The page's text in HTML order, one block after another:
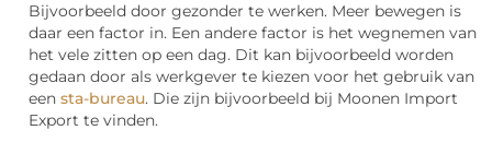
Bijvoorbeeld door gezonder te werken. Meer bewegen is
daar een factor in. Een andere factor is het wegnemen van
het vele zitten op een dag. Dit kan bijvoorbeeld worden
gedaan door als werkgever te kiezen voor het gebruik van
een sta-bureau. Die zijn bijvoorbeeld bij Moonen Import
Export te vinden.